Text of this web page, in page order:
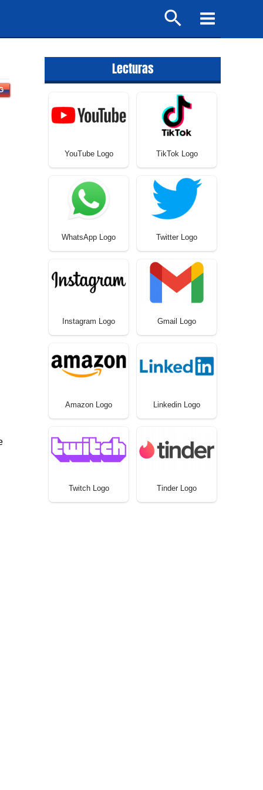
Buscar
Main
Menu
Lecturas
YouTube Logo TikTok Logo
WhatsApp Logo Twitter Logo
Instagram Logo Gmail Logo
Amazon Logo Linkedin Logo
Twitch Logo Tinder Logo